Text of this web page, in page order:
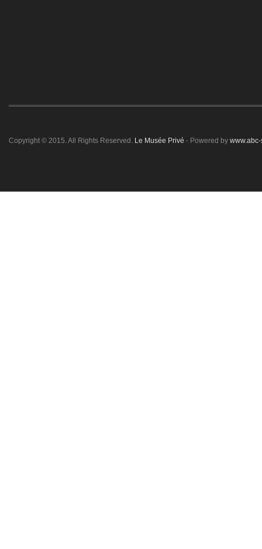
Copyright © 2015. All Rights Reserved. Le Musée Privé - Powered by